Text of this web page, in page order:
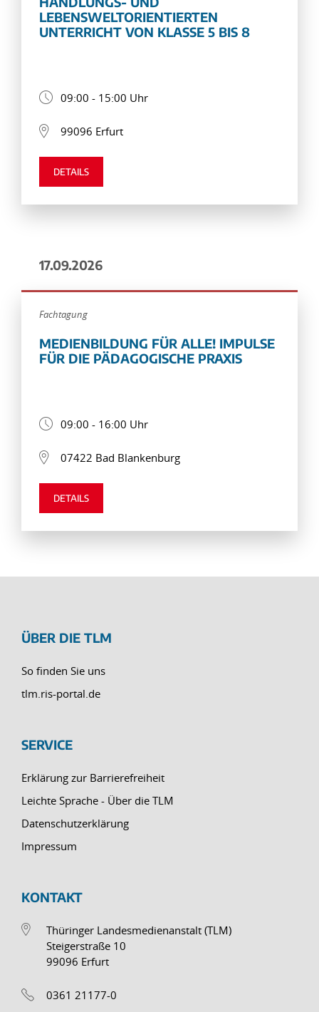
LEBENSWELTORIENTIERTEN
UNTERRICHT VON KLASSE 5 BIS 8
09:00 - 15:00 Uhr
99096 Erfurt
DETAILS
17.09.2026
Fachtagung
MEDIENBILDUNG FÜR ALLE! IMPULSE
FÜR DIE PÄDAGOGISCHE PRAXIS
09:00 - 16:00 Uhr
07422 Bad Blankenburg
DETAILS
ÜBER DIE TLM
So finden Sie uns
tlm.ris-portal.de
SERVICE
Erklärung zur Barrierefreiheit
Leichte Sprache - Über die TLM
Datenschutzerklärung
Impressum
KONTAKT
Thüringer Landesmedienanstalt (TLM)
Steigerstraße 10
99096 Erfurt
0361 21177-0